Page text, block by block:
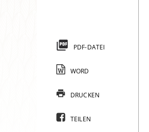
PDF-DATEI
WORD
DRUCKEN
TEILEN